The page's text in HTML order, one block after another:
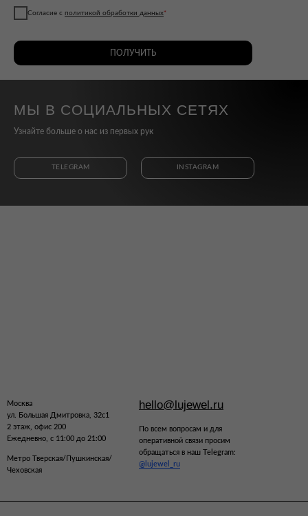
Согласие с политикой обработки данных*
ПОЛУЧИТЬ
МЫ В СОЦИАЛЬНЫХ СЕТЯХ
Узнайте больше о нас из первых рук
TELEGRAM INSTAGRAM
По всем вопросам и для
оперативной связи просим
обращаться в наш Telegram:
@lujewel_ru
Москва
ул. Большая Дмитровка, 32с1
2 этаж, офис 200
Ежедневно, с 11:00 до 21:00
hello@lujewel.ru
Метро Тверская/Пушкинская/
Чеховская